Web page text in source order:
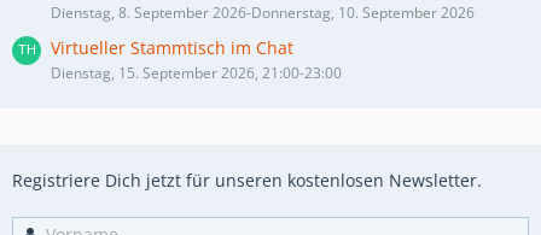
Dienstag, 8. September 2026-Donnerstag, 10. September 2026
Virtueller Stammtisch im Chat
Dienstag, 15. September 2026, 21:00-23:00
Registriere Dich jetzt für unseren kostenlosen Newsletter.